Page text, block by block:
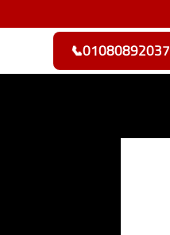
01080892037
📞